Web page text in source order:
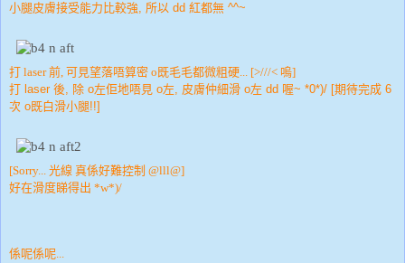
小腿皮膚接受能力比較強, 所以 dd 紅都無 ^^~
打 laser 前, 可見望落唔算密 o既毛毛都微粗硬... [>///< 嗚]
打 laser 後, 除 o左佢地唔見 o左, 皮膚仲細滑 o左 dd 喔~ *0*)/ [期待完成 6
次 o既白滑小腿!!]
[Sorry... 光線 真係好難控制 @lll@]
好在滑度睇得出 *w*)/
係呢係呢...